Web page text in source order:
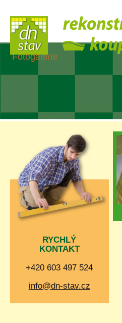
RYCHLÝ
KONTAKT
+420 603 497 524
info@dn-stav.cz